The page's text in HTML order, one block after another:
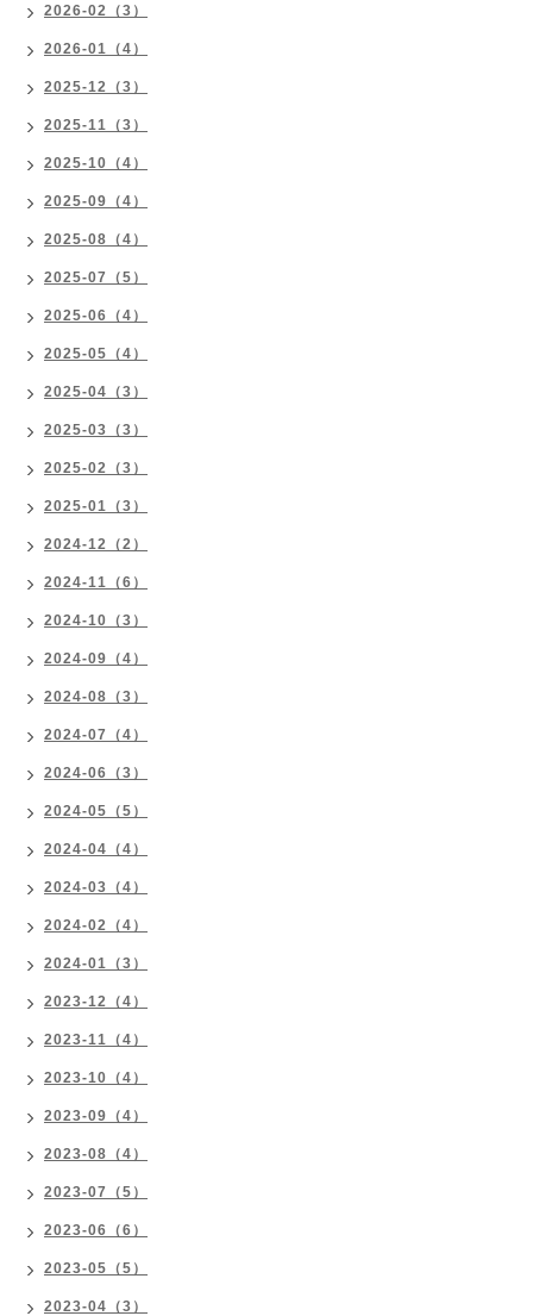
2026-02（3）
2026-01（4）
2025-12（3）
2025-11（3）
2025-10（4）
2025-09（4）
2025-08（4）
2025-07（5）
2025-06（4）
2025-05（4）
2025-04（3）
2025-03（3）
2025-02（3）
2025-01（3）
2024-12（2）
2024-11（6）
2024-10（3）
2024-09（4）
2024-08（3）
2024-07（4）
2024-06（3）
2024-05（5）
2024-04（4）
2024-03（4）
2024-02（4）
2024-01（3）
2023-12（4）
2023-11（4）
2023-10（4）
2023-09（4）
2023-08（4）
2023-07（5）
2023-06（6）
2023-05（5）
2023-04（3）